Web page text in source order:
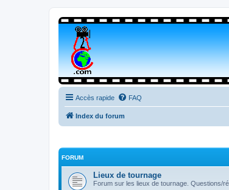
Accès rapide FAQ
Index du forum
FORUM
Lieux de tournage
Forum sur les lieux de tournage. Questions/